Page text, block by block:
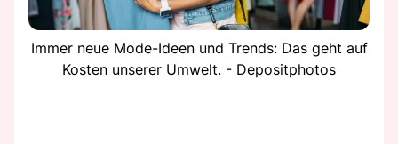
Immer neue Mode-Ideen und Trends: Das geht auf
Kosten unserer Umwelt. - Depositphotos